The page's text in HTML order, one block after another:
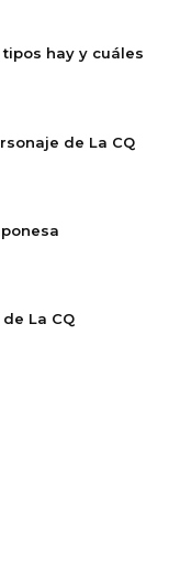
hay y cuáles
de La CQ
La CQ